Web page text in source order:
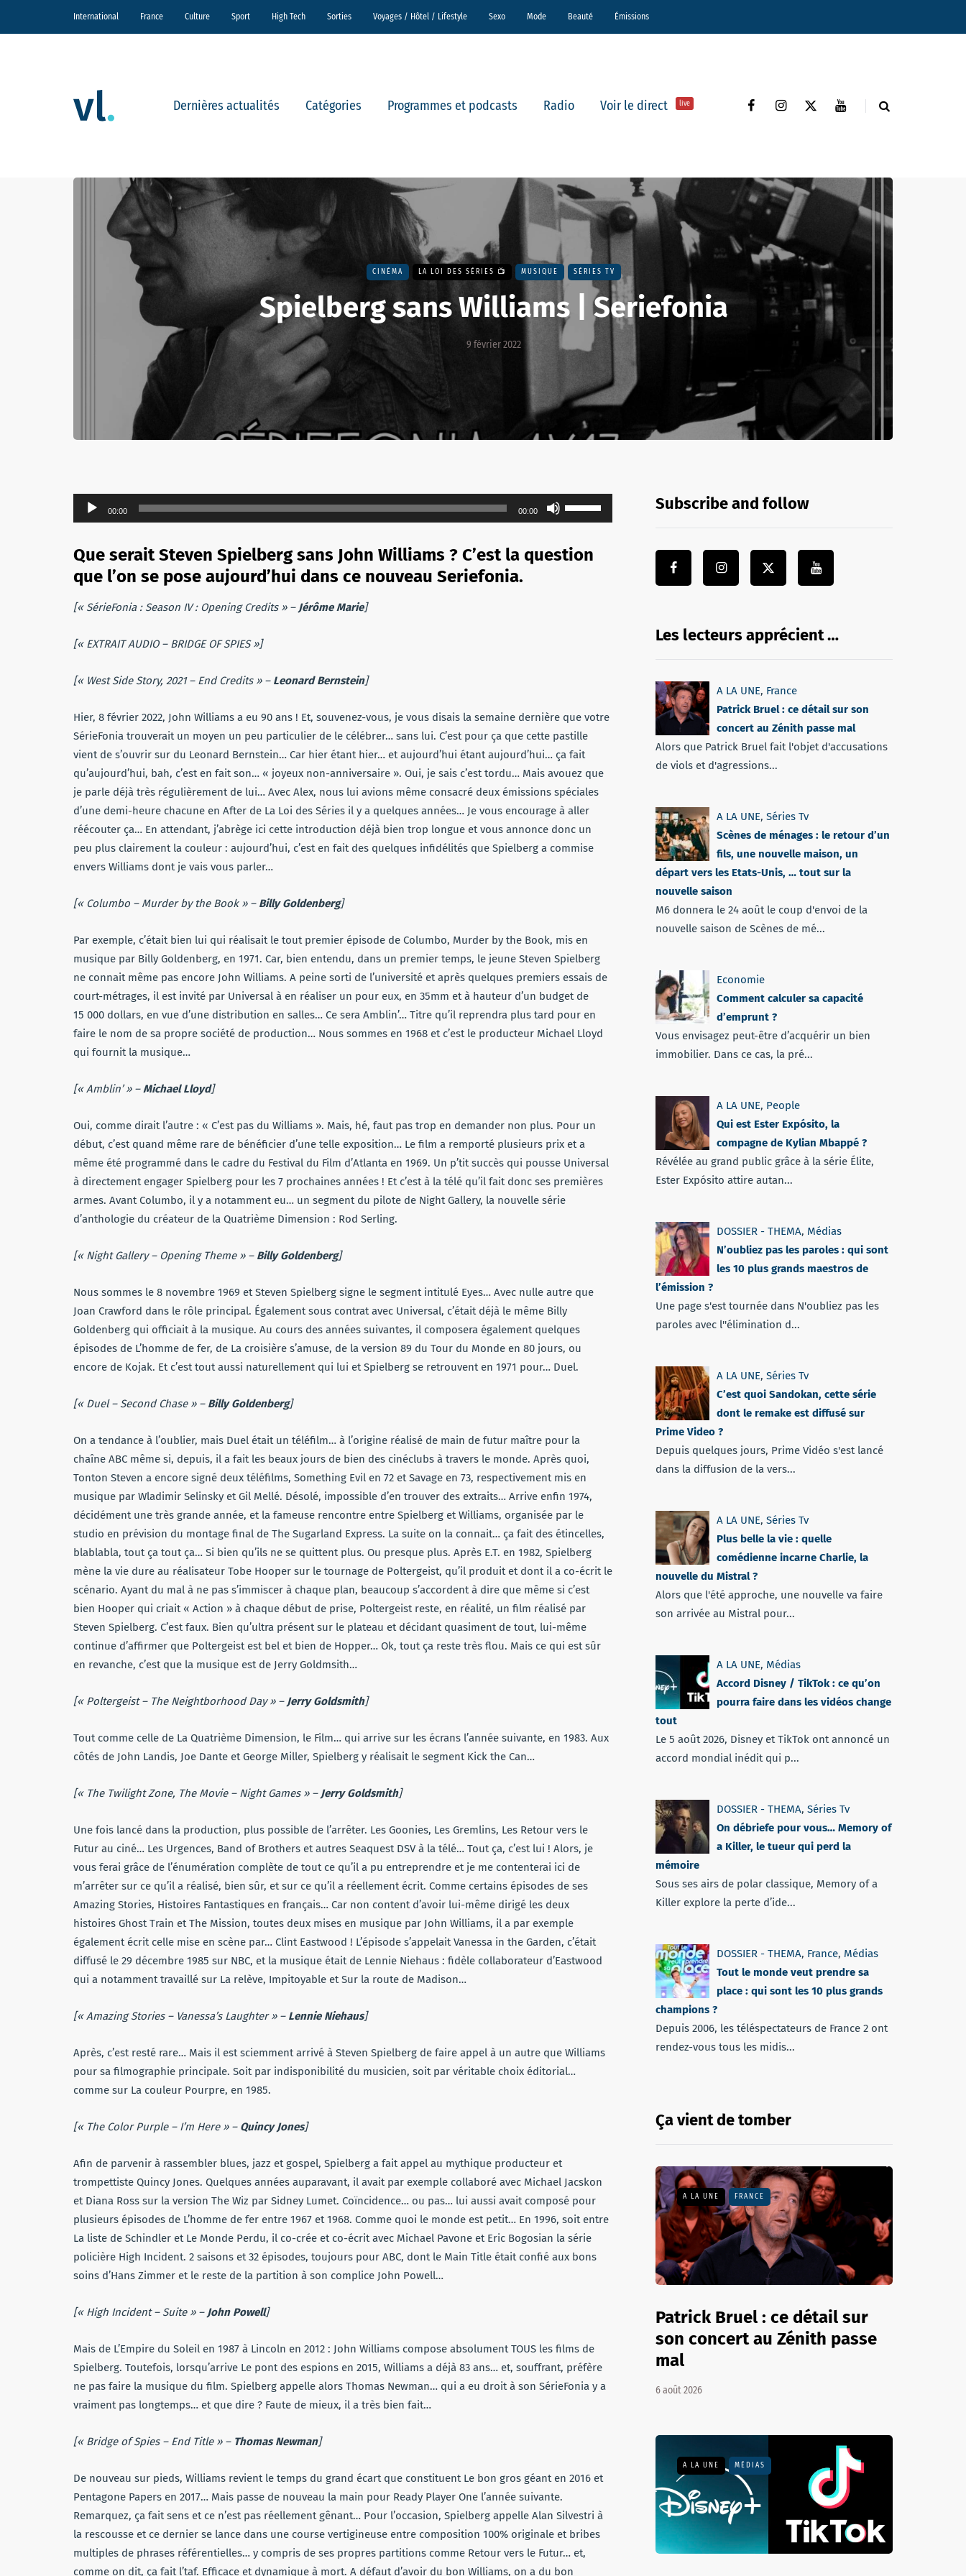
International France Culture Sport High Tech Sorties Voyages / Hôtel / Lifestyle Sexo Mode Beauté Émissions
Dernières actualités Catégories Programmes et podcasts Radio Voir le direct live
CINÉMA LA LOI DES SÉRIES 📺 MUSIQUE SÉRIES TV
Spielberg sans Williams | Seriefonia
9 février 2022
Lecteur
audio
00:00 00:00
les
haut/bas
Que serait Steven Spielberg sans John Williams ? C’est la question
que l’on se pose aujourd’hui dans ce nouveau Seriefonia.
[« SérieFonia : Season IV : Opening Credits » – Jérôme Marie]
[« EXTRAIT AUDIO – BRIDGE OF SPIES »]
[« West Side Story, 2021 – End Credits » – Leonard Bernstein]
Hier, 8 février 2022, John Williams a eu 90 ans ! Et, souvenez-vous, je vous disais la semaine dernière que votre
SérieFonia trouverait un moyen un peu particulier de le célébrer… sans lui. C’est pour ça que cette pastille
vient de s’ouvrir sur du Leonard Bernstein… Car hier étant hier… et aujourd’hui étant aujourd’hui… ça fait
qu’aujourd’hui, bah, c’est en fait son… « joyeux non-anniversaire ». Oui, je sais c’est tordu… Mais avouez que
je parle déjà très régulièrement de lui… Avec Alex, nous lui avions même consacré deux émissions spéciales
d’une demi-heure chacune en After de La Loi des Séries il y a quelques années… Je vous encourage à aller
réécouter ça… En attendant, j’abrège ici cette introduction déjà bien trop longue et vous annonce donc un
peu plus clairement la couleur : aujourd’hui, c’est en fait des quelques infidélités que Spielberg a commise
envers Williams dont je vais vous parler…
[« Columbo – Murder by the Book » – Billy Goldenberg]
Par exemple, c’était bien lui qui réalisait le tout premier épisode de Columbo, Murder by the Book, mis en
musique par Billy Goldenberg, en 1971. Car, bien entendu, dans un premier temps, le jeune Steven Spielberg
ne connait même pas encore John Williams. A peine sorti de l’université et après quelques premiers essais de
court-métrages, il est invité par Universal à en réaliser un pour eux, en 35mm et à hauteur d’un budget de
15 000 dollars, en vue d’une distribution en salles… Ce sera Amblin’… Titre qu’il reprendra plus tard pour en
faire le nom de sa propre société de production… Nous sommes en 1968 et c’est le producteur Michael Lloyd
qui fournit la musique…
[« Amblin’ » –Michael Lloyd]
Oui, comme dirait l’autre : « C’est pas du Williams ». Mais, hé, faut pas trop en demander non plus. Pour un
début, c’est quand même rare de bénéficier d’une telle exposition… Le film a remporté plusieurs prix et a
même été programmé dans le cadre du Festival du Film d’Atlanta en 1969. Un p’tit succès qui pousse Universal
à directement engager Spielberg pour les 7 prochaines années ! Et c’est à la télé qu’il fait donc ses premières
armes. Avant Columbo, il y a notamment eu… un segment du pilote de Night Gallery, la nouvelle série
d’anthologie du créateur de la Quatrième Dimension : Rod Serling.
[« Night Gallery – Opening Theme » – Billy Goldenberg]
Nous sommes le 8 novembre 1969 et Steven Spielberg signe le segment intitulé Eyes… Avec nulle autre que
Joan Crawford dans le rôle principal. Également sous contrat avec Universal, c’était déjà le même Billy
Goldenberg qui officiait à la musique. Au cours des années suivantes, il composera également quelques
épisodes de L’homme de fer, de La croisière s’amuse, de la version 89 du Tour du Monde en 80 jours, ou
encore de Kojak. Et c’est tout aussi naturellement qui lui et Spielberg se retrouvent en 1971 pour… Duel.
[« Duel – Second Chase » – Billy Goldenberg]
On a tendance à l’oublier, mais Duel était un téléfilm… à l’origine réalisé de main de futur maître pour la
chaîne ABC même si, depuis, il a fait les beaux jours de bien des cinéclubs à travers le monde. Après quoi,
Tonton Steven a encore signé deux téléfilms, Something Evil en 72 et Savage en 73, respectivement mis en
musique par Wladimir Selinsky et Gil Mellé. Désolé, impossible d’en trouver des extraits… Arrive enfin 1974,
décidément une très grande année, et la fameuse rencontre entre Spielberg et Williams, organisée par le
studio en prévision du montage final de The Sugarland Express. La suite on la connait… ça fait des étincelles,
blablabla, tout ça tout ça… Si bien qu’ils ne se quittent plus. Ou presque plus. Après E.T. en 1982, Spielberg
mène la vie dure au réalisateur Tobe Hooper sur le tournage de Poltergeist, qu’il produit et dont il a co-écrit le
scénario. Ayant du mal à ne pas s’immiscer à chaque plan, beaucoup s’accordent à dire que même si c’est
bien Hooper qui criait « Action » à chaque début de prise, Poltergeist reste, en réalité, un film réalisé par
Steven Spielberg. C’est faux. Bien qu’ultra présent sur le plateau et décidant quasiment de tout, lui-même
continue d’affirmer que Poltergeist est bel et bien de Hopper… Ok, tout ça reste très flou. Mais ce qui est sûr
en revanche, c’est que la musique est de Jerry Goldmsith…
[« Poltergeist – The Neightborhood Day » – Jerry Goldsmith]
Tout comme celle de La Quatrième Dimension, le Film… qui arrive sur les écrans l’année suivante, en 1983. Aux
côtés de John Landis, Joe Dante et George Miller, Spielberg y réalisait le segment Kick the Can…
[« The Twilight Zone, The Movie – Night Games » – Jerry Goldsmith]
Une fois lancé dans la production, plus possible de l’arrêter. Les Goonies, Les Gremlins, Les Retour vers le
Futur au ciné… Les Urgences, Band of Brothers et autres Seaquest DSV à la télé… Tout ça, c’est lui ! Alors, je
vous ferai grâce de l’énumération complète de tout ce qu’il a pu entreprendre et je me contenterai ici de
m’arrêter sur ce qu’il a réalisé, bien sûr, et sur ce qu’il a réellement écrit. Comme certains épisodes de ses
Amazing Stories, Histoires Fantastiques en français… Car non content d’avoir lui-même dirigé les deux
histoires Ghost Train et The Mission, toutes deux mises en musique par John Williams, il a par exemple
également écrit celle mise en scène par… Clint Eastwood ! L’épisode s’appelait Vanessa in the Garden, c’était
diffusé le 29 décembre 1985 sur NBC, et la musique était de Lennie Niehaus : fidèle collaborateur d’Eastwood
qui a notamment travaillé sur La relève, Impitoyable et Sur la route de Madison…
[« Amazing Stories – Vanessa’s Laughter » – Lennie Niehaus]
Après, c’est resté rare… Mais il est sciemment arrivé à Steven Spielberg de faire appel à un autre que Williams
pour sa filmographie principale. Soit par indisponibilité du musicien, soit par véritable choix éditorial…
comme sur La couleur Pourpre, en 1985.
[« The Color Purple – I’m Here » – Quincy Jones]
Afin de parvenir à rassembler blues, jazz et gospel, Spielberg a fait appel au mythique producteur et
trompettiste Quincy Jones. Quelques années auparavant, il avait par exemple collaboré avec Michael Jacskon
et Diana Ross sur la version The Wiz par Sidney Lumet. Coïncidence… ou pas… lui aussi avait composé pour
plusieurs épisodes de L’homme de fer entre 1967 et 1968. Comme quoi le monde est petit… En 1996, soit entre
La liste de Schindler et Le Monde Perdu, il co-crée et co-écrit avec Michael Pavone et Eric Bogosian la série
policière High Incident. 2 saisons et 32 épisodes, toujours pour ABC, dont le Main Title était confié aux bons
soins d’Hans Zimmer et le reste de la partition à son complice John Powell…
[« High Incident – Suite » – John Powell]
Mais de L’Empire du Soleil en 1987 à Lincoln en 2012 : John Williams compose absolument TOUS les films de
Spielberg. Toutefois, lorsqu’arrive Le pont des espions en 2015, Williams a déjà 83 ans… et, souffrant, préfère
ne pas faire la musique du film. Spielberg appelle alors Thomas Newman… qui a eu droit à son SérieFonia y a
vraiment pas longtemps… et que dire ? Faute de mieux, il a très bien fait…
[« Bridge of Spies – End Title » – Thomas Newman]
De nouveau sur pieds, Williams revient le temps du grand écart que constituent Le bon gros géant en 2016 et
Pentagone Papers en 2017… Mais passe de nouveau la main pour Ready Player One l’année suivante.
Remarquez, ça fait sens et ce n’est pas réellement gênant… Pour l’occasion, Spielberg appelle Alan Silvestri à
la rescousse et ce dernier se lance dans une course vertigineuse entre composition 100% originale et bribes
multiples de phrases référentielles… y compris de ses propres partitions comme Retour vers le Futur… et,
comme on dit, ça fait l’taf. Efficace et dynamique à mort. A défaut d’avoir du bon Williams, on a du bon
Subscribe and follow
Les lecteurs apprécient …
A LA UNE, France
Patrick Bruel : ce détail sur son
concert au Zénith passe mal
Alors que Patrick Bruel fait l'objet d'accusations
de viols et d'agressions...
A LA UNE, Séries Tv
Scènes de ménages : le retour d’un
fils, une nouvelle maison, un
départ vers les Etats-Unis, … tout sur la
nouvelle saison
M6 donnera le 24 août le coup d'envoi de la
nouvelle saison de Scènes de mé...
Economie
Comment calculer sa capacité
d’emprunt ?
Vous envisagez peut-être d’acquérir un bien
immobilier. Dans ce cas, la pré...
A LA UNE, People
Qui est Ester Expósito, la
compagne de Kylian Mbappé ?
Révélée au grand public grâce à la série Élite,
Ester Expósito attire autan...
DOSSIER - THEMA, Médias
N’oubliez pas les paroles : qui sont
les 10 plus grands maestros de
l’émission ?
Une page s'est tournée dans N'oubliez pas les
paroles avec l''élimination d...
A LA UNE, Séries Tv
C’est quoi Sandokan, cette série
dont le remake est diffusé sur
Prime Video ?
Depuis quelques jours, Prime Vidéo s'est lancé
dans la diffusion de la vers...
A LA UNE, Séries Tv
Plus belle la vie : quelle
comédienne incarne Charlie, la
nouvelle du Mistral ?
Alors que l'été approche, une nouvelle va faire
son arrivée au Mistral pour...
A LA UNE, Médias
Accord Disney / TikTok : ce qu’on
pourra faire dans les vidéos change
tout
Le 5 août 2026, Disney et TikTok ont annoncé un
accord mondial inédit qui p...
DOSSIER - THEMA, Séries Tv
On débriefe pour vous… Memory of
a Killer, le tueur qui perd la
mémoire
Sous ses airs de polar classique, Memory of a
Killer explore la perte d’ide...
DOSSIER - THEMA, France, Médias
Tout le monde veut prendre sa
place : qui sont les 10 plus grands
champions ?
Depuis 2006, les téléspectateurs de France 2 ont
rendez-vous tous les midis...
Ça vient de tomber
A LA UNE FRANCE
Patrick Bruel : ce détail sur
son concert au Zénith passe
mal
6 août 2026
A LA UNE MÉDIAS